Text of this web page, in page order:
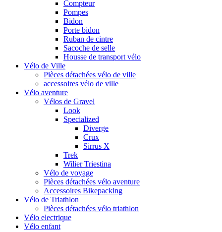
Compteur
Pompes
Bidon
Porte bidon
Ruban de cintre
Sacoche de selle
Housse de transport vélo
Vélo de Ville
Pièces détachées vélo de ville
accessoires vélo de ville
Vélo aventure
Vélos de Gravel
Look
Specialized
Diverge
Crux
Sirrus X
Trek
Wilier Triestina
Vélo de voyage
Pièces détachées vélo aventure
Accessoires Bikepacking
Vélo de Triathlon
Pièces détachées vélo triathlon
Vélo electrique
Vélo enfant